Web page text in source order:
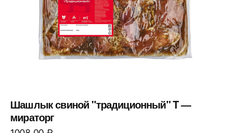
Шашлык свиной "традиционный" T —
мираторг